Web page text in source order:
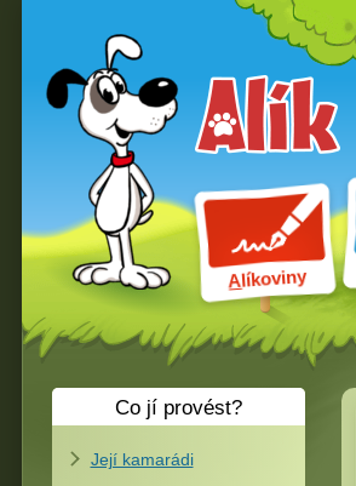
Alíkoviny
Co jí provést?
Její kamarádi